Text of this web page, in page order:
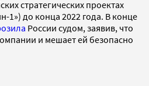
стратегических проектах
1») до конца 2022 года. В конце
России судом, заявив, что
и мешает ей безопасно